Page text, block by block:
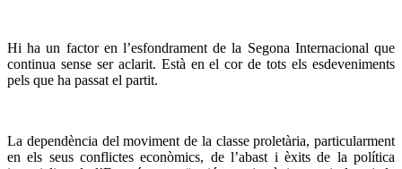
Hi ha un factor en l’esfondrament de la Segona Internacional que
continua sense ser aclarit. Està en el cor de tots els esdeveniments
pels que ha passat el partit.
La dependència del moviment de la classe proletària, particularment
en els seus conflictes econòmics, de l’abast i èxits de la política